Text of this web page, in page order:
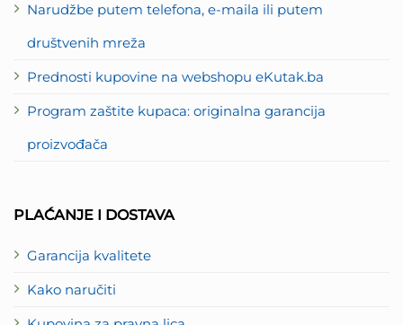
Narudžbe putem telefona, e-maila ili putem
društvenih mreža
Prednosti kupovine na webshopu eKutak.ba
Program zaštite kupaca: originalna garancija
proizvođača
PLAĆANJE I DOSTAVA
Garancija kvalitete
Kako naručiti